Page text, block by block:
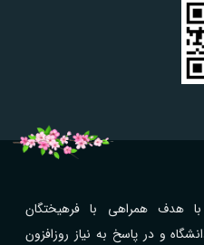
شبکه مترجمین در سال 1393 با هدف همراهی با فرهیختگان
و در پاسخ به نیاز روزافزون